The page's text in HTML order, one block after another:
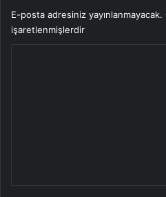
E-posta adresiniz yayınlanmayacak.
işaretlenmişlerdir